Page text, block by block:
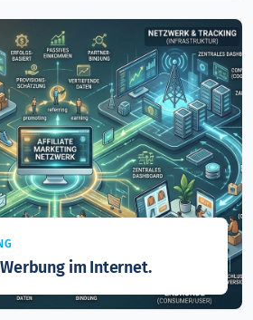
im Internet.